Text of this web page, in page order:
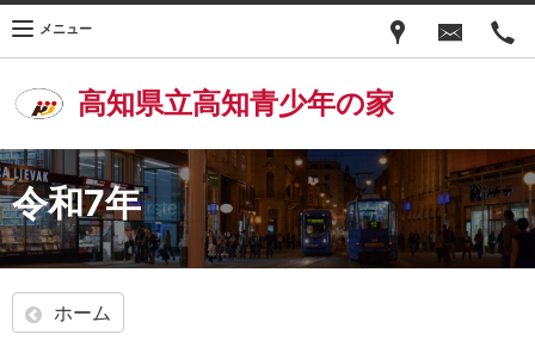
高知県立高知青少年の家
メニュー
令和7年
ホーム